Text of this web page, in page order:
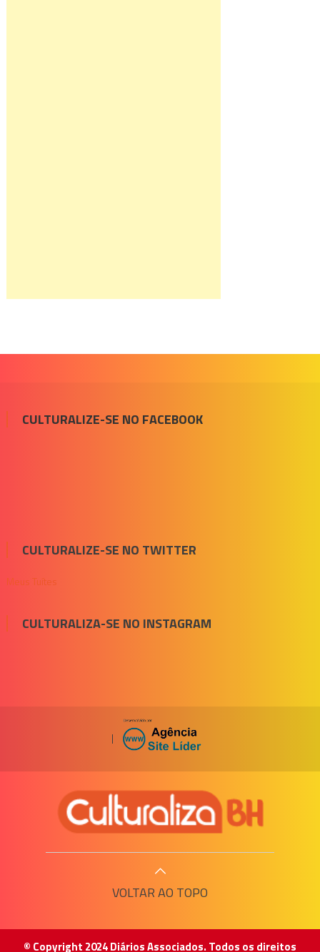
CULTURALIZE-SE NO FACEBOOK
CULTURALIZE-SE NO TWITTER
Meus Tuítes
CULTURALIZA-SE NO INSTAGRAM
|
VOLTAR AO TOPO
© Copyright 2024 Diários Associados. Todos os direitos